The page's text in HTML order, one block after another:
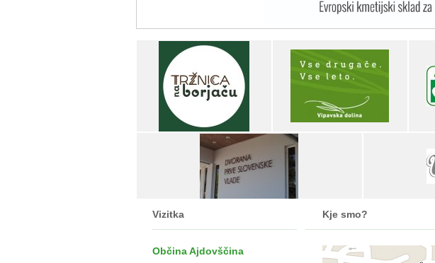
Vizitka
Občina Ajdovščina
Kje smo?